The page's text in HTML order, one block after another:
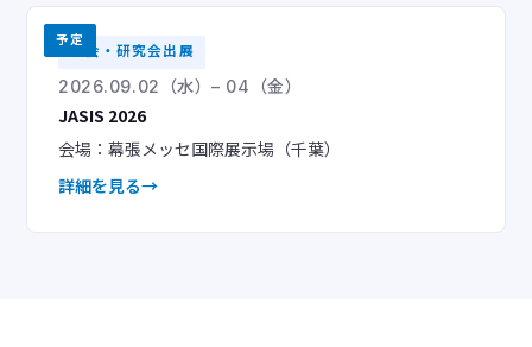
予定
学会・研究会出展
2026.09.02（水）– 04（金）
JASIS 2026
会場：幕張メッセ国際展示場（千葉）
詳細を見る